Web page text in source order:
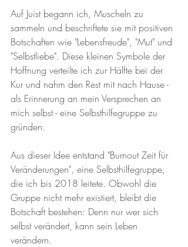
Auf Juist begann ich, Muscheln zu
sammeln und beschriftete sie mit positiven
Botschaften wie "Lebensfreude", "Mut" und
"Selbstliebe". Diese kleinen Symbole der
Hoffnung verteilte ich zur Hälfte bei der
Kur und nahm den Rest mit nach Hause -
als Erinnerung an mein Versprechen an
mich selbst - eine Selbsthilfegruppe zu
gründen.
Aus dieser Idee entstand "Burnout Zeit für
Veränderungen", eine Selbsthilfegruppe,
die ich bis 2018 leitete. Obwohl die
Gruppe nicht mehr existiert, bleibt die
Botschaft bestehen: Denn nur wer sich
selbst verändert, kann sein Leben
verändern.